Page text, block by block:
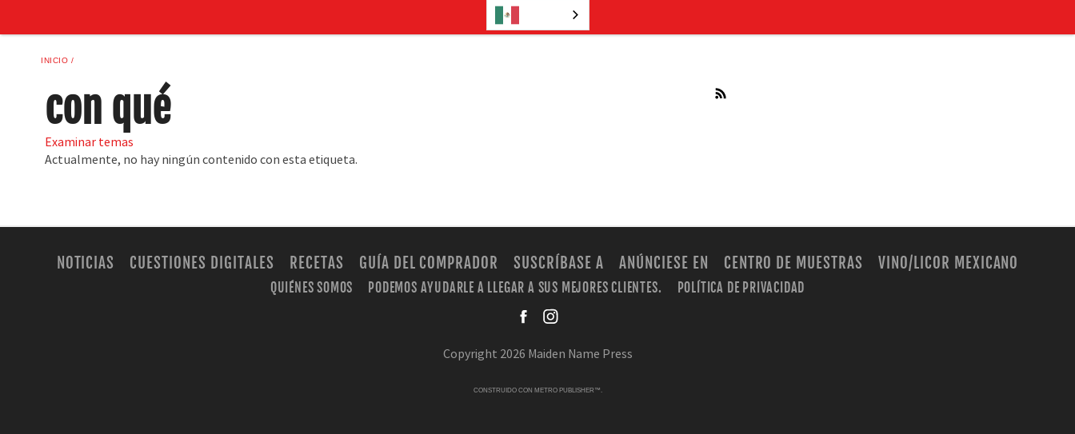
INICIO
con qué
Examinar temas
Actualmente, no hay ningún contenido con esta etiqueta.
NOTICIAS CUESTIONES DIGITALES RECETAS GUÍA DEL COMPRADOR SUSCRÍBASE A ANÚNCIESE EN CENTRO DE MUESTRAS VINO/LICOR MEXICANO
QUIÉNES SOMOS PODEMOS AYUDARLE A LLEGAR A SUS MEJORES CLIENTES.
POLÍTICA DE PRIVACIDAD
Copyright 2026 Maiden Name Press
CONSTRUIDO CON METRO PUBLISHER™.